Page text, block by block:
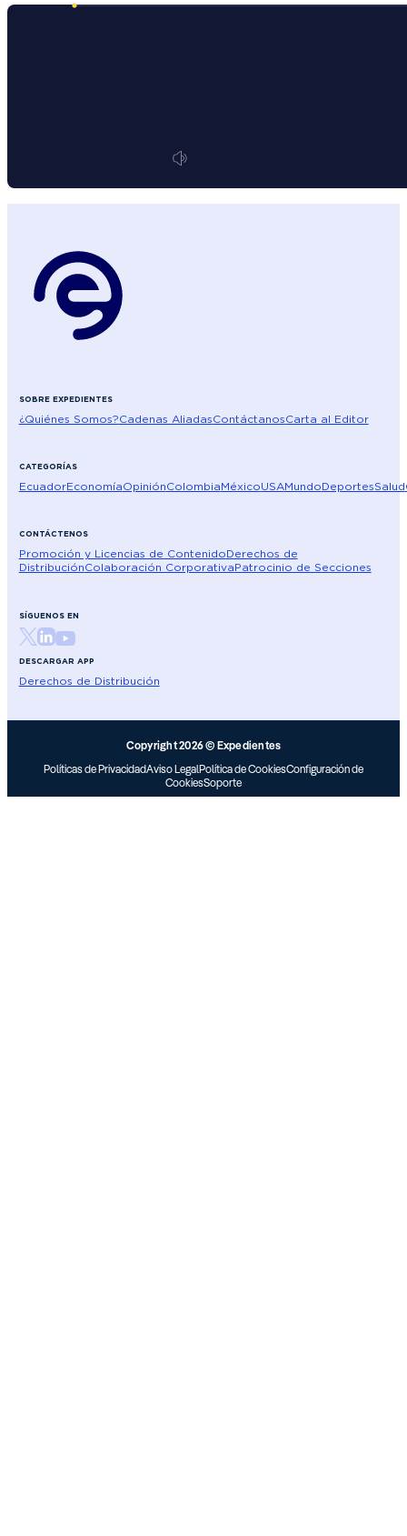
SOBRE EXPEDIENTES
¿Quiénes Somos?Cadenas AliadasContáctanosCarta al Editor
CATEGORÍAS
EcuadorEconomíaOpiniónColombiaMéxicoUSAMundoDeportesSalud
CONTÁCTENOS
Promoción y Licencias de ContenidoDerechos de
DistribuciónColaboración CorporativaPatrocinio de Secciones
SÍGUENOS EN
DESCARGAR APP
Derechos de Distribución
Copyright 2026 © Expedientes
Políticas de PrivacidadAviso LegalPolítica de CookiesConfiguración de
CookiesSoporte